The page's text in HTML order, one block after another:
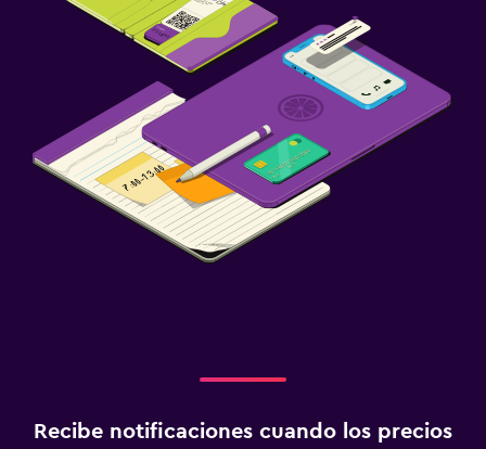
Recibe notificaciones cuando los precios